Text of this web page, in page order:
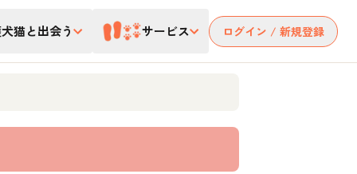
猫と出会う サービス ログイン / 新規登録